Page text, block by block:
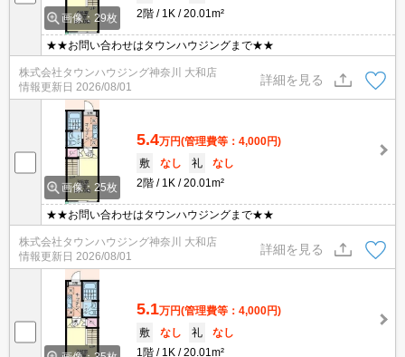
画像：29枚
2階
1K 20.01m²
★★お問い合わせはタウンハウジングまで★★
株式会社タウンハウジング神奈川 大和店
情報更新日 2026/08/01
詳細を見る
画像：25枚
5.4万円(管理費等：4,000円)
敷
なし 礼
なし
2階
1K 20.01m²
★★お問い合わせはタウンハウジングまで★★
株式会社タウンハウジング神奈川 大和店
情報更新日 2026/08/01
詳細を見る
5.1万円(管理費等：4,000円)
敷
なし 礼
なし
1階
1K 20.01m²